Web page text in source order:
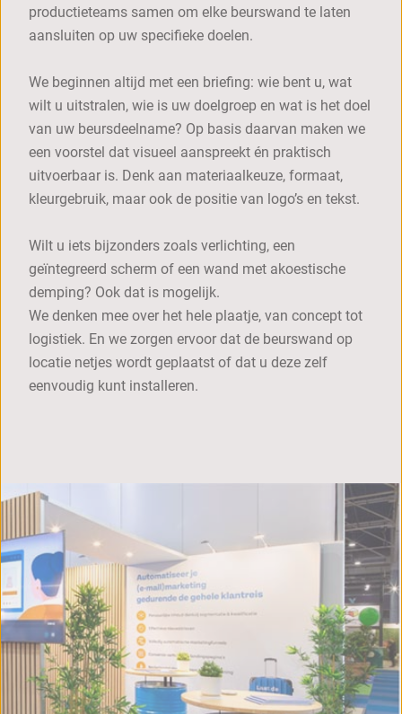
productieteams samen om elke beurswand te laten
aansluiten op uw specifieke doelen.
We beginnen altijd met een briefing: wie bent u, wat
wilt u uitstralen, wie is uw doelgroep en wat is het doel
van uw beursdeelname? Op basis daarvan maken we
een voorstel dat visueel aanspreekt én praktisch
uitvoerbaar is. Denk aan materiaalkeuze, formaat,
kleurgebruik, maar ook de positie van logo’s en tekst.
Wilt u iets bijzonders zoals verlichting, een
geïntegreerd scherm of een wand met akoestische
demping? Ook dat is mogelijk.
We denken mee over het hele plaatje, van concept tot
logistiek. En we zorgen ervoor dat de beurswand op
locatie netjes wordt geplaatst of dat u deze zelf
eenvoudig kunt installeren.